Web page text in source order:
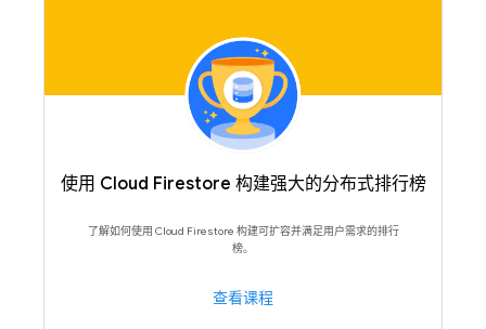
使用 Cloud Firestore 构建强大的分布式排行榜
了解如何使用 Cloud Firestore 构建可扩容并满足用户需求的排行
榜。
查看课程